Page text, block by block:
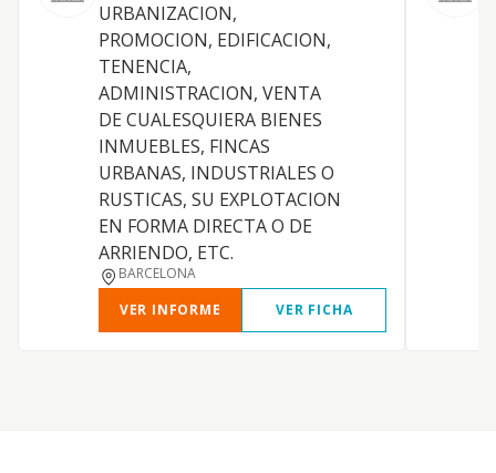
URBANIZACION,
PROMOCION, EDIFICACION,
TENENCIA,
ADMINISTRACION, VENTA
DE CUALESQUIERA BIENES
INMUEBLES, FINCAS
URBANAS, INDUSTRIALES O
RUSTICAS, SU EXPLOTACION
EN FORMA DIRECTA O DE
ARRIENDO, ETC.
BARCELONA
VER INFORME
VER FICHA